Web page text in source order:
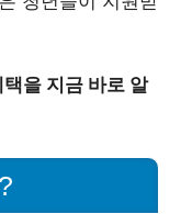
을 지금 바로 알